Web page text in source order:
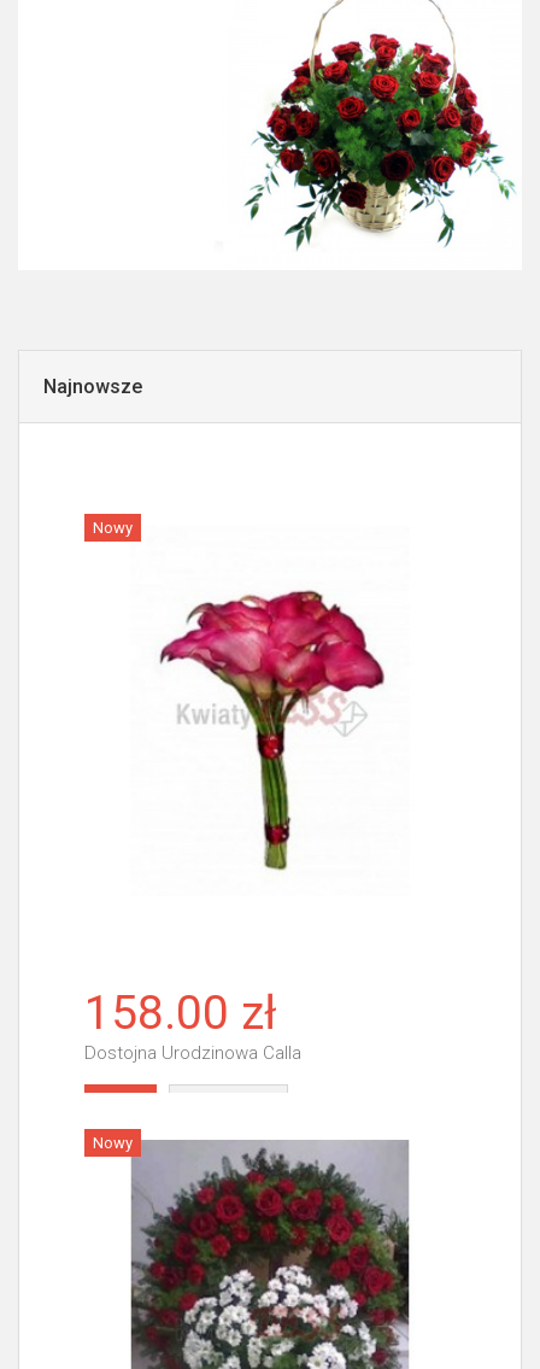
Najnowsze
Nowy
158.00 zł
Dostojna Urodzinowa Calla
Nowy